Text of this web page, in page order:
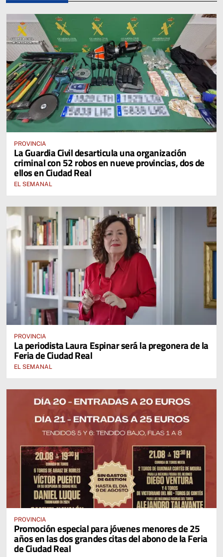
PROVINCIA
La Guardia Civil desarticula una organización
criminal con 52 robos en nueve provincias, dos de
ellos en Ciudad Real
EL SEMANAL
PROVINCIA
La periodista Laura Espinar será la pregonera de la
Feria de Ciudad Real
EL SEMANAL
PROVINCIA
Promoción especial para jóvenes menores de 25
años en las dos grandes citas del abono de la Feria
de Ciudad Real